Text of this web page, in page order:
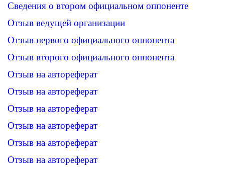
Сведения о втором официальном оппоненте
Отзыв ведущей организации
Отзыв первого официального оппонента
Отзыв второго официального оппонента
Отзыв на автореферат
Отзыв на автореферат
Отзыв на автореферат
Отзыв на автореферат
Отзыв на автореферат
Отзыв на автореферат